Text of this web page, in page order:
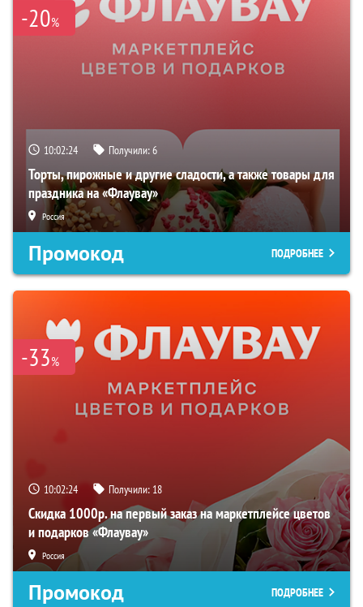
-20%
10:02:23 Получили:6
Торты, пирожные и другие сладости, а также товары для
праздника на «Флаувау»
Россия
Промокод ПОДРОБНЕЕ
-33%
10:02:23 Получили: 18
Скидка 1000р. на первый заказ на маркетплейсе цветов
и подарков «Флаувау»
Россия
Промокод ПОДРОБНЕЕ